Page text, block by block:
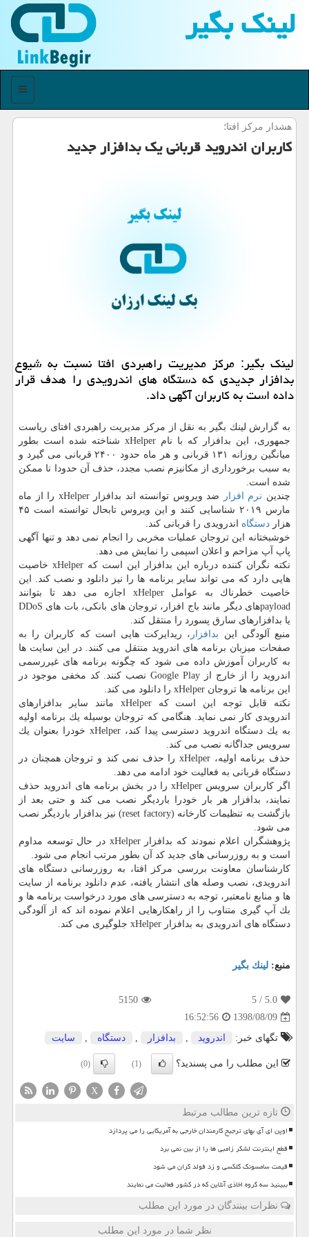
لینك بگیر
منو
هشدار مركز افتا؛
كاربران اندروید قربانی یك بدافزار جدید
لینك بگیر: مركز مدیریت راهبردی افتا نسبت به شیوع
بدافزار جدیدی كه دستگاه های اندرویدی را هدف قرار
داده است به كاربران آگهی داد.
به گزارش لینك بگیر به نقل از مركز مدیریت راهبردی افتای ریاست
جمهوری، این بدافزار كه با نام xHelper شناخته شده است بطور
میانگین روزانه ۱۳۱ قربانی و هر ماه حدود ۲۴۰۰ قربانی می گیرد و
به سبب برخورداری از مكانیزم نصب مجدد، حذف آن حدودا نا ممكن
شده است.
چندین نرم افزار
ضد ویروس توانسته اند بدافزار xHelper را از ماه
مارس ۲۰۱۹ شناسایی كنند و این ویروس تابحال توانسته است ۴۵
هزار دستگاه اندرویدی را قربانی كند.
خوشبختانه این تروجان عملیات مخربی را انجام نمی دهد و تنها آگهی
پاپ آپ مزاحم و اعلان اسپمی را نمایش می دهد.
نكته نگران كننده درباره این بدافزار این است كه xHelper خاصیت
هایی دارد كه می تواند سایر برنامه ها را نیز دانلود و نصب كند. این
خاصیت خطرناك به عوامل xHelper اجازه می دهد تا بتوانند
payloadهای دیگر مانند باج افزار، تروجان های بانكی، بات های DDoS
یا بدافزارهای سارق پسورد را منتقل كند.
منبع آلودگی این بدافزار ، ریدایركت هایی است كه كاربران را به
صفحات میزبان برنامه های اندروید منتقل می كنند. در این سایت ها
به كاربران آموزش داده می شود كه چگونه برنامه های غیررسمی
اندروید را از خارج از Google Play نصب كنند. كد مخفی موجود در
این برنامه ها تروجان xHelper را دانلود می كند.
نكته قابل توجه این است كه xHelper مانند سایر بدافزارهای
اندرویدی كار نمی نماید. هنگامی كه تروجان بوسیله یك برنامه اولیه
به یك دستگاه اندروید دسترسی پیدا كند، xHelper خودرا بعنوان یك
سرویس جداگانه نصب می كند.
حذف برنامه اولیه، xHelper را حذف نمی كند و تروجان همچنان در
دستگاه قربانی به فعالیت خود ادامه می دهد.
اگر كاربران سرویس xHelper را در بخش برنامه های اندروید حذف
نمایند، بدافزار هر بار خودرا باردیگر نصب می كند و حتی بعد از
بازگشت به تنظیمات كارخانه (reset factory) نیز بدافزار باردیگر نصب
می شود.
پژوهشگران اعلام نمودند كه بدافزار xHelper در حال توسعه مداوم
است و به روزرسانی های جدید كد آن بطور مرتب انجام می شود.
كارشناسان معاونت بررسی مركز افتا، به روزرسانی دستگاه های
اندرویدی، نصب وصله های انتشار یافته، عدم دانلود برنامه از سایت
ها و منابع نامعتبر، توجه به دسترسی های مورد درخواست برنامه ها و
بك آپ گیری متناوب را از راهكارهایی اعلام نموده اند كه از آلودگی
دستگاه های اندرویدی به بدافزار xHelper جلوگیری می كند.
منبع: لینك بگیر
5.0
/ 5
5150
1398/08/09
16:52:56
تگهای خبر:
اندروید , بدافزار , دستگاه , سایت
این مطلب را می پسندید؟ (1)
(0)
X
تازه ترین مطالب مرتبط
اوپن ای آی بهای ترجیح کارمندان خارجی به آمریکایی را می پردازد
قطع اینترنت لشکر زامبی ها را از بین نمی برد
قیمت سامسونگ گلکسی و زد فولد گران می شود
ببینید سه گروه اخاذی آنلاین که در کشور فعالیت می نمایند
نظرات بینندگان در مورد این مطلب
نظر شما در مورد این مطلب